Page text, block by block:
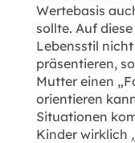
Wertebasis
sollte. Auf
Lebensstil
präsentieren,
Mutter einen
orientieren
Situationen
Kinder wirklich